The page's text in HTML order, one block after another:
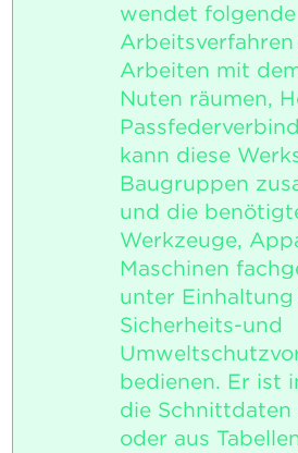
wendet folgende
Arbeitsverfahren
Arbeiten mit
Nuten räumen,
kann diese
Baugruppen
und die
Werkzeuge,
Maschinen
unter
Sicherheits-und
bedienen. Er ist
die Schnittdaten
oder aus